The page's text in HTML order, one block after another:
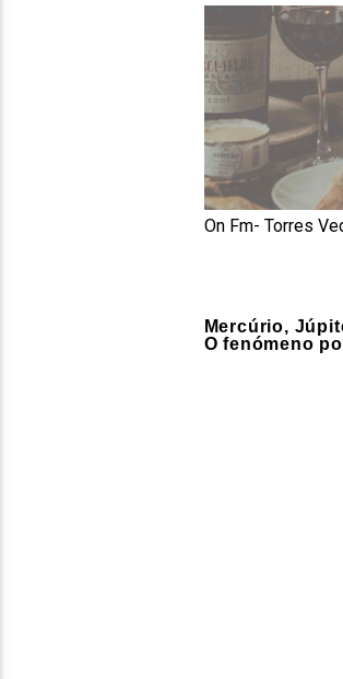
On Fm- Torres
Mercúrio,
O fenómeno